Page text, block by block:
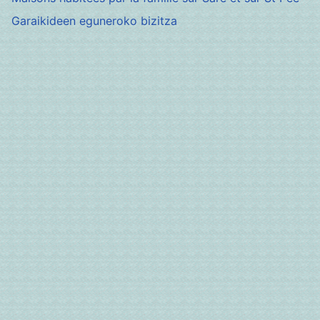
Garaikideen eguneroko bizitza